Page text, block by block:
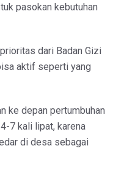
pasokan kebutuhan
dari Badan Gizi
aktif seperti yang
ke depan pertumbuhan
7 kali lipat, karena
di desa sebagai